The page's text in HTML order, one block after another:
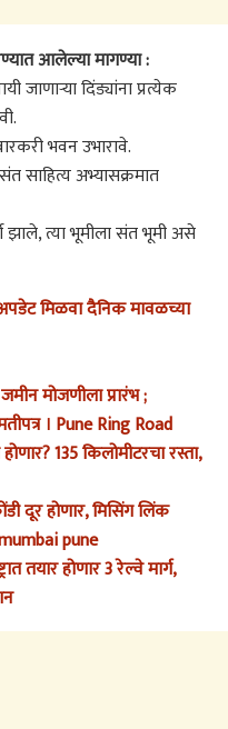
आलेल्या मागण्या :
जाणाऱ्या दिंड्यांना प्रत्येक
भवन उभारावे.
साहित्य अभ्यासक्रमात
झाले, त्या भूमीला संत भूमी असे
मिळवा दैनिक मावळच्या
मोजणीला प्रारंभ ;
। Pune Ring Road
135 किलोमीटरचा रस्ता,
दूर होणार, मिसिंग लिंक
pune
तयार होणार 3 रेल्वे मार्ग,